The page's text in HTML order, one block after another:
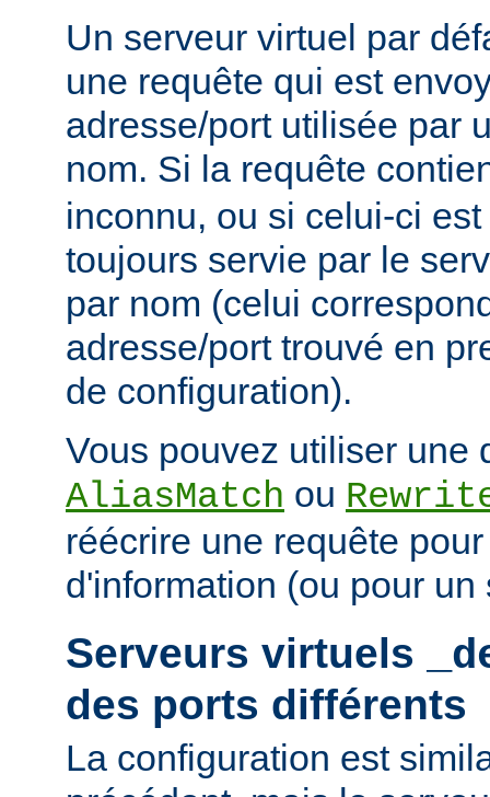
Un serveur virtuel par
une requête qui est
adresse/port utilisée par
nom. Si la requête
inconnu, ou si celui-ci
toujours servie par le
par nom (celui
adresse/port trouvé en
de configuration).
Vous pouvez utiliser une
AliasMatch ou
réécrire une requête
d'information (ou pour un
Serveurs virtuels
des ports différents
La configuration est